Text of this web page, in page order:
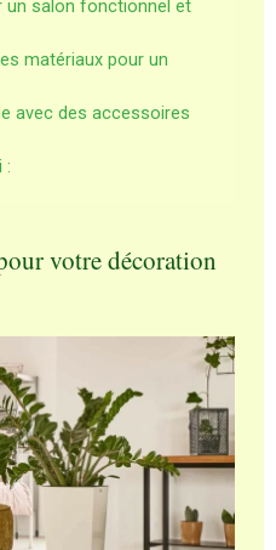
un salon fonctionnel et
matériaux pour un
avec des accessoires
:
votre décoration